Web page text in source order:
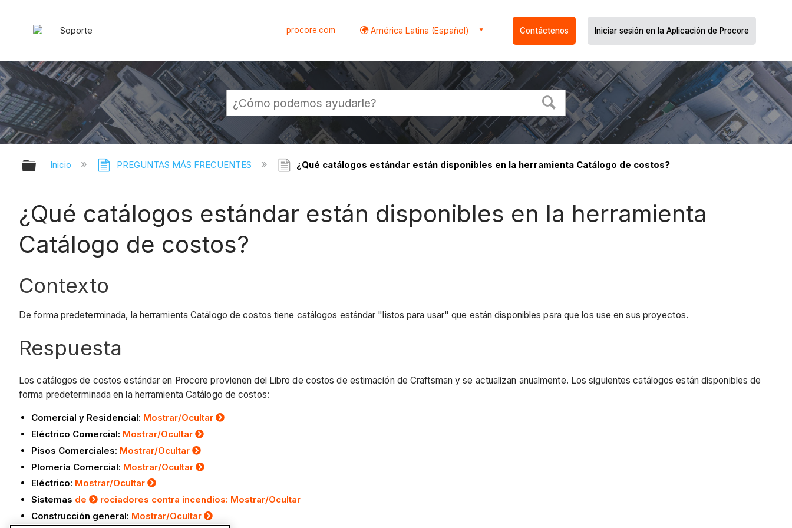
Soporte procore.com América Latina (Español) Contáctenos Iniciar sesión en la Aplicación de Procore
Expandir/contraer jerarquía global
Inicio PREGUNTAS MÁS FRECUENTES ¿Qué catálogos estándar están disponibles en la herramienta Catálogo de costos?
¿Qué catálogos estándar están disponibles en la herramienta
Catálogo de costos?
Contexto
De forma predeterminada, la herramienta Catálogo de costos tiene catálogos estándar "listos para usar" que están disponibles para que los use en sus proyectos.
Respuesta
Los catálogos de costos estándar en Procore provienen del Libro de costos de estimación de Craftsman y se actualizan anualmente. Los siguientes catálogos están disponibles de
forma predeterminada en la herramienta Catálogo de costos:
Comercial y Residencial: Mostrar/Ocultar
Eléctrico Comercial: Mostrar/Ocultar
Pisos Comerciales: Mostrar/Ocultar
Plomería Comercial: Mostrar/Ocultar
Eléctrico: Mostrar/Ocultar
Sistemas de
rociadores contra incendios: Mostrar/Ocultar
Construcción general: Mostrar/Ocultar